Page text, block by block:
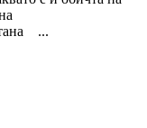
...